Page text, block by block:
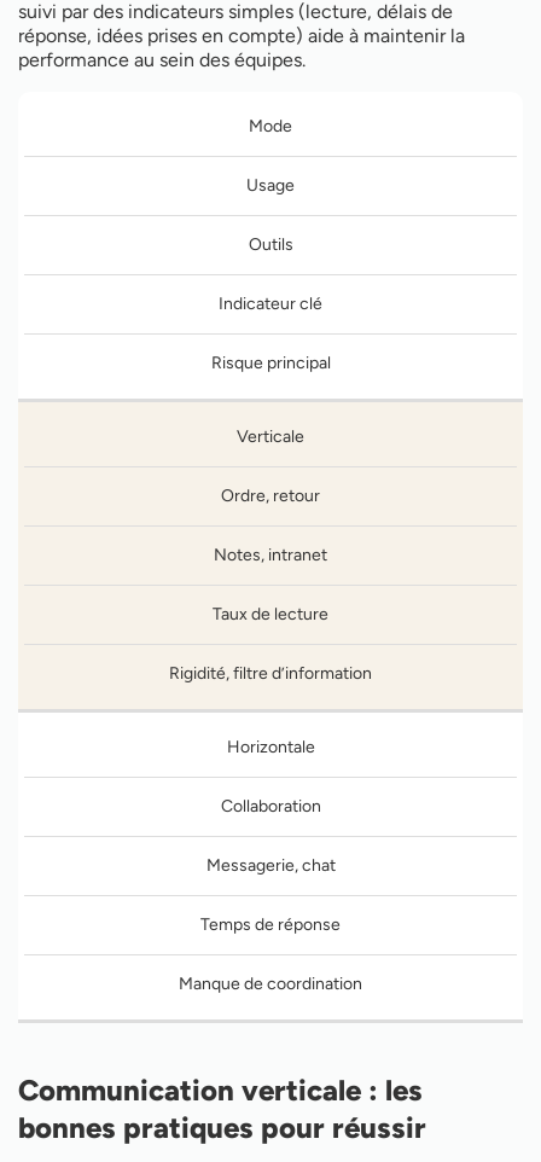
suivi par des indicateurs simples (lecture, délais de
réponse, idées prises en compte) aide à maintenir la
performance au sein des équipes.
Mode
Usage
Outils
Indicateur clé
Risque principal
Verticale
Ordre, retour
Notes, intranet
Taux de lecture
Rigidité, filtre d’information
Horizontale
Collaboration
Messagerie, chat
Temps de réponse
Manque de coordination
Communication verticale : les
bonnes pratiques pour réussir